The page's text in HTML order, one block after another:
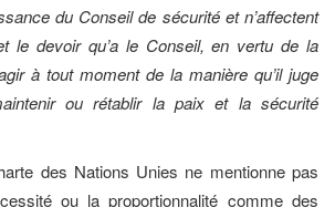
du Conseil de sécurité et n’affectent
le devoir qu’a le Conseil, en vertu de la
à tout moment de la manière qu’il juge
ou rétablir la paix et la sécurité
des Nations Unies ne mentionne pas
ou la proportionnalité comme des